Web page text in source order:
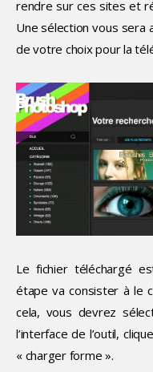
rendre sur ces sites et
Une sélection vous sera
de votre choix pour la
Le fichier téléchargé
étape va consister à le
cela, vous devrez
l’interface de l’outil,
« charger forme ».